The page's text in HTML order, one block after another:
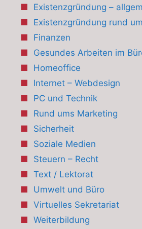
Existenzgründung –
Existenzgründung rund
Finanzen
Gesundes Arbeiten im
Homeoffice
Internet – Webdesign
PC und Technik
Rund ums Marketing
Sicherheit
Soziale Medien
Steuern – Recht
Text / Lektorat
Umwelt und Büro
Virtuelles Sekretariat
Weiterbildung